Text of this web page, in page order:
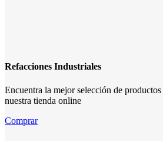
Refacciones Industriales
Encuentra la mejor selección de
nuestra tienda online
Comprar